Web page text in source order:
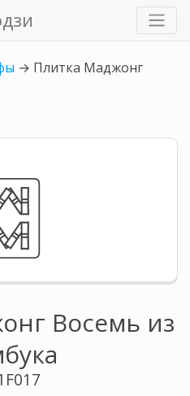
→ Плитка Маджонг
Восемь из